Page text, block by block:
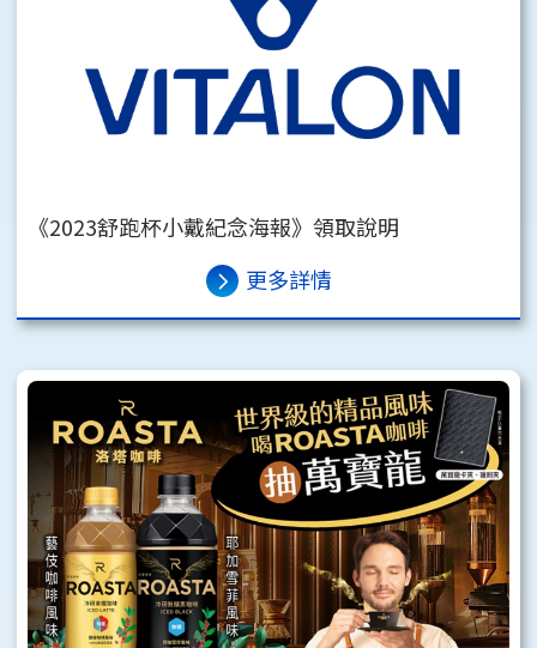
《2023舒跑杯小戴紀念海報》領取說明
更多詳情